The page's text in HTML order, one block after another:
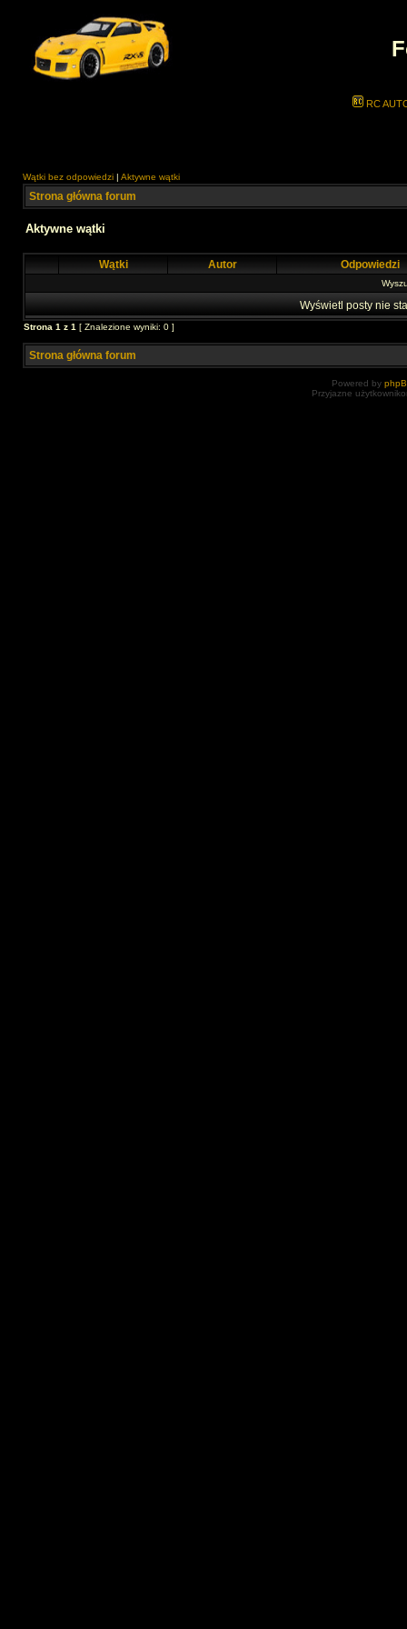
RC
Wątki bez odpowiedzi | Aktywne wątki
Strona główna forum
Aktywne wątki
Wątki Autor Odpowiedzi
Wyświetl posty nie
Strona 1 z 1 [ Znalezione wyniki: 0 ]
Strona główna forum
Powered by
Przyjazne